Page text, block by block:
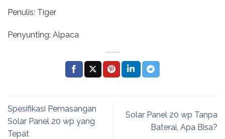
Penulis: Tiger
Penyunting: Alpaca
Spesifikasi Pemasangan
Solar Panel 20 wp yang
Tepat
Solar Panel 20 wp Tanpa
Baterai, Apa Bisa?